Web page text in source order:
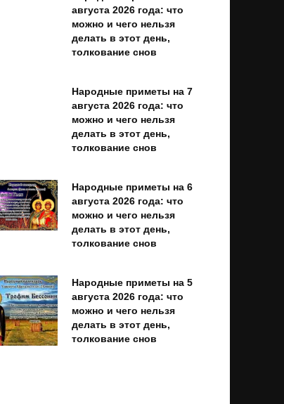
августа 2026 года: что
можно и чего нельзя
делать в этот день,
толкование снов
Народные приметы на 7
августа 2026 года: что
можно и чего нельзя
делать в этот день,
толкование снов
Народные приметы на 6
августа 2026 года: что
можно и чего нельзя
делать в этот день,
толкование снов
Народные приметы на 5
августа 2026 года: что
можно и чего нельзя
делать в этот день,
толкование снов